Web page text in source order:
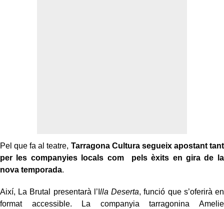
Pel que fa al teatre, Tarragona Cultura segueix apostant tant
per les companyies locals com pels èxits en gira de la
nova temporada.
Així, La Brutal presentarà l’I lla Deserta, funció que s’oferirà en
format accessible. La companyia tarragonina Amelie